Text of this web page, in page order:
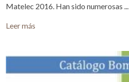
Matelec 2016. Han sido numerosas ...
Leer más